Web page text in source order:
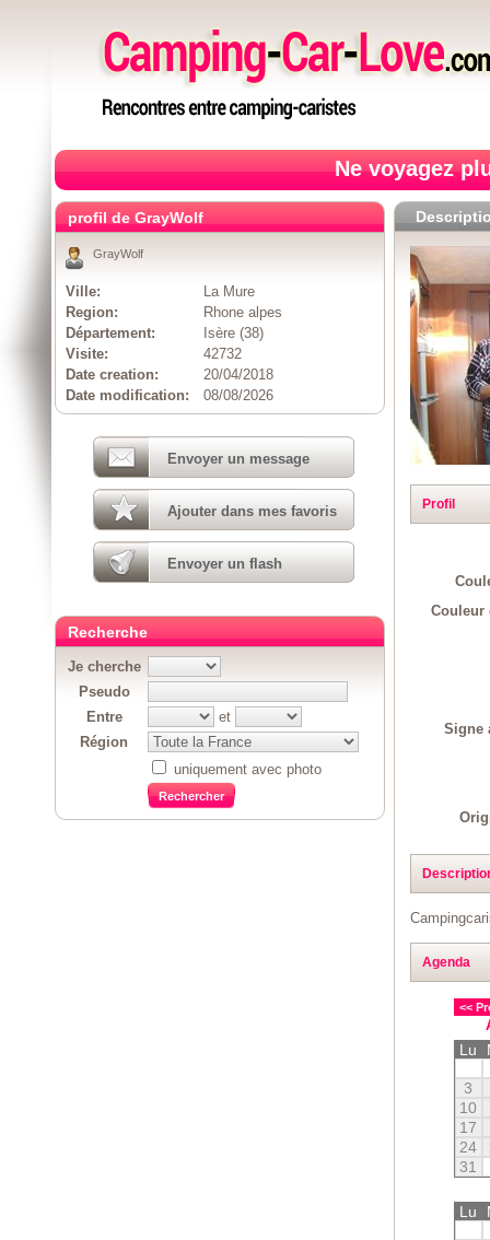
Ne voyagez
Profil
Couleur
Signe
Agenda
<<
Lu
3
10
17
24
31
Lu
profil de GrayWolf
GrayWolf
Ville:
La Mure
Region:
Rhone alpes
Département:
Isère (38)
Visite:
42732
Date creation:
20/04/2018
Date modification:
08/08/2026
Envoyer un message
Ajouter dans mes favoris
Envoyer un flash
Recherche
Je cherche
Pseudo
Entre
et
Région
uniquement avec photo